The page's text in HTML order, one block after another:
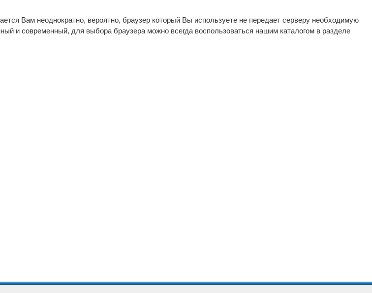
Вам неоднократно, вероятно, браузер который Вы используете не передает серверу необходимую
и современный, для выбора браузера можно всегда воспользоваться нашим каталогом в разделе